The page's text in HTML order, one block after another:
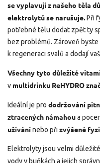
se vyplavují z našeho těla
elektrolytů se narušuje.Při
potřebné tělu dodat zpět ty
bez problémů. Zároveň
k regeneraci svalů a dodají
Všechny tyto důležité
v multidrinku ReHYDRO
Ideální je pro dodržování
ztracených námahoua
užívánínebo při zvýšené
Elektrolyty jsou velmi
vody v buňkách a jejich